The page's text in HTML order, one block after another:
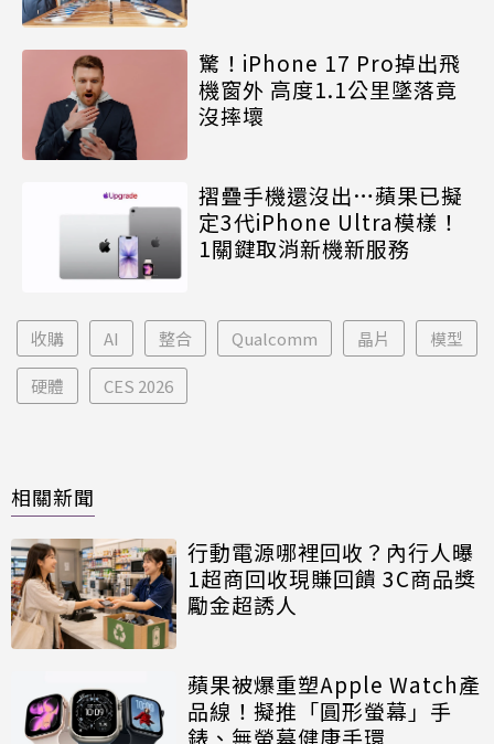
驚！iPhone 17 Pro掉出飛
機窗外 高度1.1公里墜落竟
沒摔壞
摺疊手機還沒出…蘋果已擬
定3代iPhone Ultra模樣！
1關鍵取消新機新服務
收購 AI 整合 Qualcomm 晶片 模型
硬體 CES 2026
相關新聞
行動電源哪裡回收？內行人曝
1超商回收現賺回饋 3C商品獎
勵金超誘人
蘋果被爆重塑Apple Watch產
品線！擬推「圓形螢幕」手
錶、無螢幕健康手環